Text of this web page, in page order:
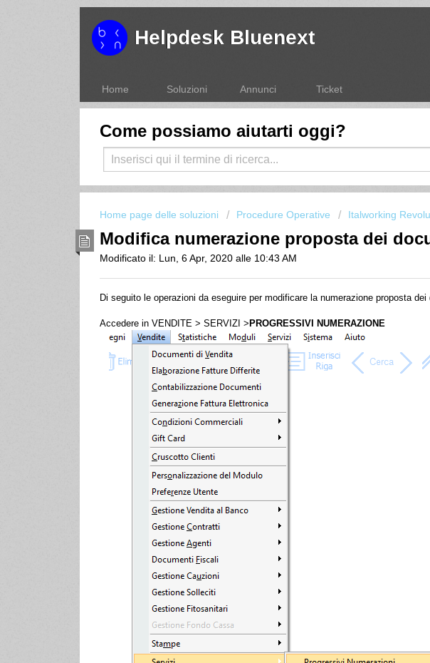
Helpdesk Bluenext
Home Soluzioni Annunci Ticket
Come possiamo aiutarti oggi?
Home page delle soluzioni Procedure Operative Italworking
Modifica numerazione proposta dei
Modificato il: Lun, 6 Apr, 2020 alle 10:43 AM
Di seguito le operazioni da eseguire per modificare la numerazione proposta
Accedere in VENDITE > SERVIZI > PROGRESSIVI NUMERAZIONE